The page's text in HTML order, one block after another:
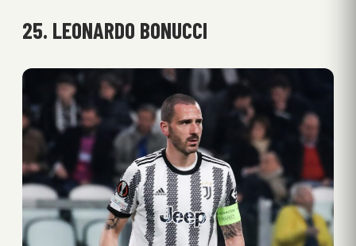
25. LEONARDO BONUCCI